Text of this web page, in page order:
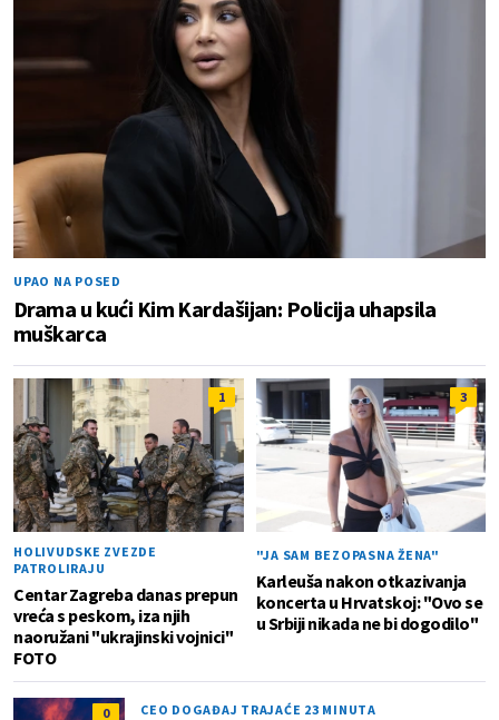
UPAO NA POSED
Drama u kući Kim Kardašijan: Policija uhapsila
muškarca
1
HOLIVUDSKE ZVEZDE
PATROLIRAJU
Centar Zagreba danas prepun
vreća s peskom, iza njih
naoružani "ukrajinski vojnici"
FOTO
3
"JA SAM BEZOPASNA ŽENA"
Karleuša nakon otkazivanja
koncerta u Hrvatskoj: "Ovo se
u Srbiji nikada ne bi dogodilo"
0 CEO DOGAĐAJ TRAJAĆE 23 MINUTA